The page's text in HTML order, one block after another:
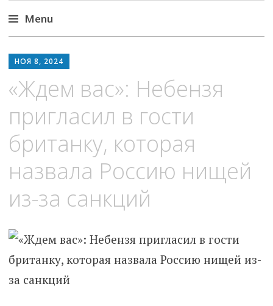
Menu
to
НОЯ 8, 2024
«Ждем вас»: Небензя
пригласил в гости
британку, которая
назвала Россию нищей
из-за санкций